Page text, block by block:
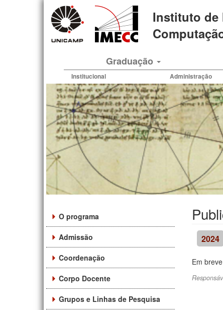
Instituto de
Graduação
Institucional Administração
O programa
Admissão
Coordenação
Corpo Docente
Grupos e Linhas de Pesquisa
2024
Em